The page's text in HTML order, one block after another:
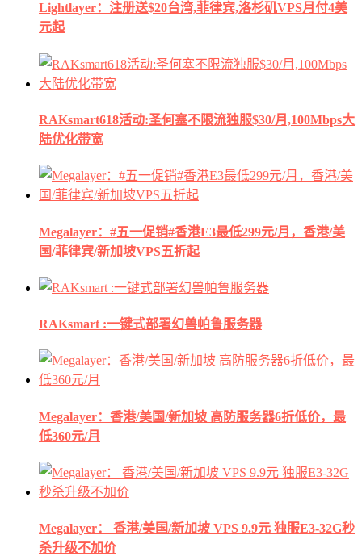
Lightlayer：注册送$20台湾,菲律宾,洛杉矶VPS月付4美
元起
RAKsmart618活动:圣何塞不限流独服$30/月,100Mbps大
陆优化带宽
Megalayer：#五一促销#香港E3最低299元/月，香港/美
国/菲律宾/新加坡VPS五折起
RAKsmart :一键式部署幻兽帕鲁服务器
Megalayer：香港/美国/新加坡 高防服务器6折低价，最
低360元/月
Megalayer： 香港/美国/新加坡 VPS 9.9元 独服E3-32G秒
杀升级不加价